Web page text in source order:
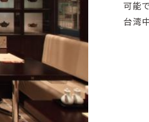
可能
台湾